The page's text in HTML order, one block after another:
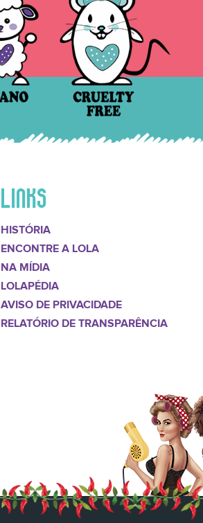
LINKS
HISTÓRIA
ENCONTRE A LOLA
NA MÍDIA
LOLAPÉDIA
AVISO DE PRIVACIDADE
RELATÓRIO DE TRANSPARÊNCIA